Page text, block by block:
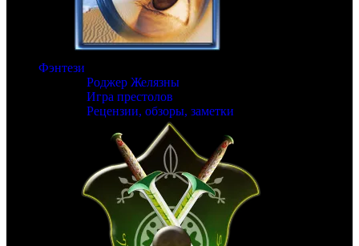
Фэнтези
Роджер Желязны
Игра престолов
Рецензии, обзоры, заметки